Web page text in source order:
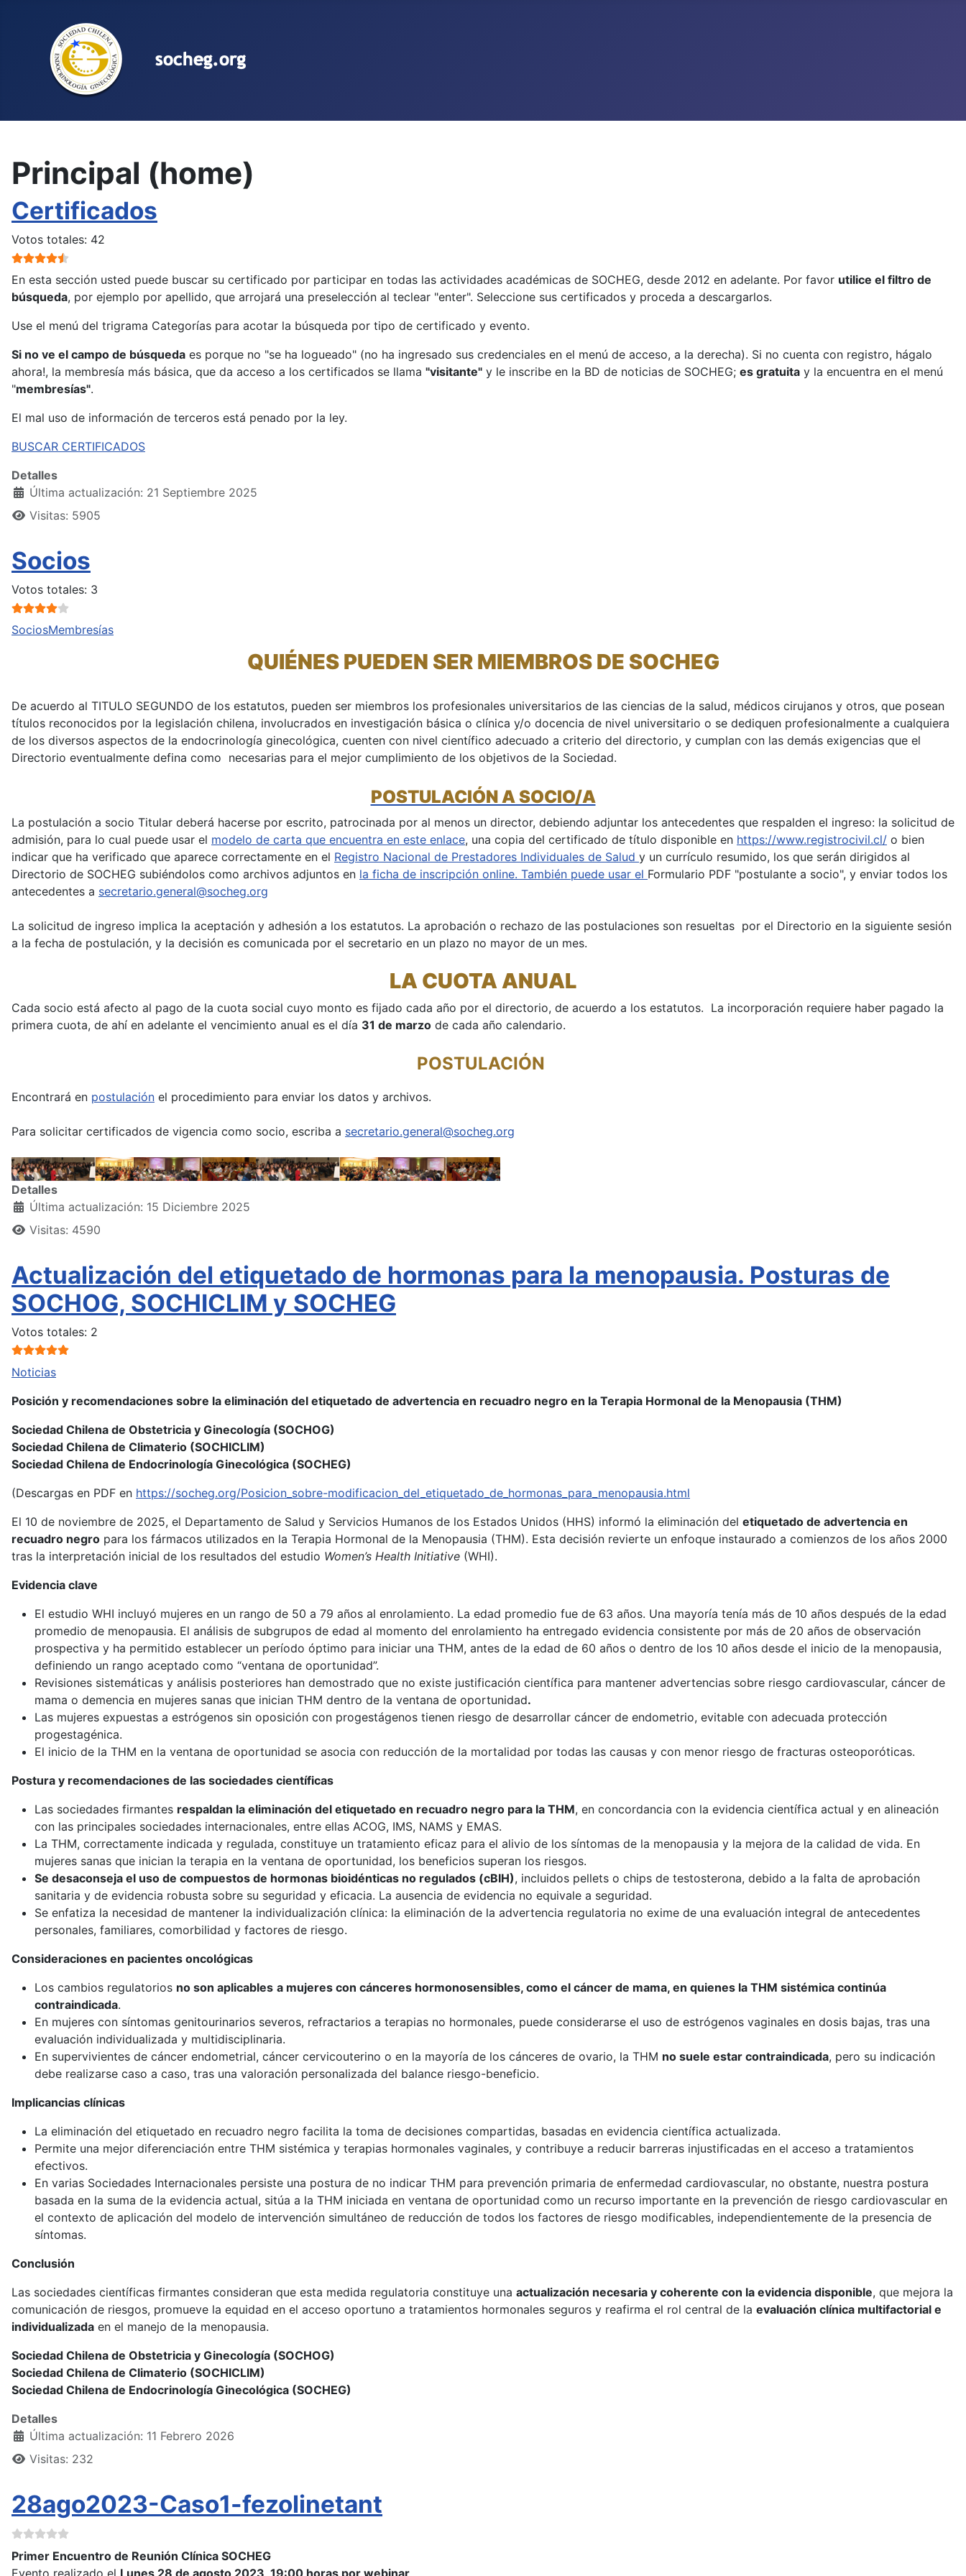
Principal (home)
Certificados
Ratio: 4.5/5
Votos totales: 42
En esta sección usted puede buscar su certificado por participar en todas las actividades académicas de SOCHEG, desde 2012 en adelante. Por favor utilice el filtro de
búsqueda, por ejemplo por apellido, que arrojará una preselección al teclear "enter". Seleccione sus certificados y proceda a descargarlos.
Use el menú del trigrama Categorías para acotar la búsqueda por tipo de certificado y evento.
Si no ve el campo de búsqueda es porque no "se ha logueado" (no ha ingresado sus credenciales en el menú de acceso, a la derecha). Si no cuenta con registro, hágalo
ahora!, la membresía más básica, que da acceso a los certificados se llama "visitante" y le inscribe en la BD de noticias de SOCHEG; es gratuita y la encuentra en el menú
"membresías".
El mal uso de información de terceros está penado por la ley.
BUSCAR CERTIFICADOS
Detalles
Última actualización: 21 Septiembre 2025
Visitas: 5905
Socios
Ratio: 4/5
Votos totales: 3
SociosMembresías
QUIÉNES PUEDEN SER MIEMBROS DE SOCHEG
De acuerdo al TITULO SEGUNDO de los estatutos, pueden ser miembros los profesionales universitarios de las ciencias de la salud, médicos cirujanos y otros, que posean
títulos reconocidos por la legislación chilena, involucrados en investigación básica o clínica y/o docencia de nivel universitario o se dediquen profesionalmente a cualquiera
de los diversos aspectos de la endocrinología ginecológica, cuenten con nivel científico adecuado a criterio del directorio, y cumplan con las demás exigencias que el
Directorio eventualmente defina como necesarias para el mejor cumplimiento de los objetivos de la Sociedad.
POSTULACIÓN A SOCIO/A
La postulación a socio Titular deberá hacerse por escrito, patrocinada por al menos un director, debiendo adjuntar los antecedentes que respalden el ingreso: la solicitud de
admisión, para lo cual puede usar el modelo de carta que encuentra en este enlace, una copia del certificado de título disponible en https://www.registrocivil.cl/ o bien
indicar que ha verificado que aparece correctamente en el Registro Nacional de Prestadores Individuales de Salud y un currículo resumido, los que serán dirigidos al
Directorio de SOCHEG subiéndolos como archivos adjuntos en la ficha de inscripción online. También puede usar el Formulario PDF "postulante a socio", y enviar todos los
antecedentes a secretario.general@socheg.org
La solicitud de ingreso implica la aceptación y adhesión a los estatutos. La aprobación o rechazo de las postulaciones son resueltas por el Directorio en la siguiente sesión
a la fecha de postulación, y la decisión es comunicada por el secretario en un plazo no mayor de un mes.
LA CUOTA ANUAL
Cada socio está afecto al pago de la cuota social cuyo monto es fijado cada año por el directorio, de acuerdo a los estatutos. La incorporación requiere haber pagado la
primera cuota, de ahí en adelante el vencimiento anual es el día 31 de marzo de cada año calendario.
POSTULACIÓN
Encontrará en postulación el procedimiento para enviar los datos y archivos.
Para solicitar certificados de vigencia como socio, escriba a secretario.general@socheg.org
Detalles
Última actualización: 15 Diciembre 2025
Visitas: 4590
Actualización del etiquetado de hormonas para la menopausia. Posturas de
SOCHOG, SOCHICLIM y SOCHEG
Ratio: 5/5
Votos totales: 2
Noticias
Posición y recomendaciones sobre la eliminación del etiquetado de advertencia en recuadro negro en la Terapia Hormonal de la Menopausia (THM)
Sociedad Chilena de Obstetricia y Ginecología (SOCHOG)
Sociedad Chilena de Climaterio (SOCHICLIM)
Sociedad Chilena de Endocrinología Ginecológica (SOCHEG)
(Descargas en PDF en https://socheg.org/Posicion_sobre-modificacion_del_etiquetado_de_hormonas_para_menopausia.html
El 10 de noviembre de 2025, el Departamento de Salud y Servicios Humanos de los Estados Unidos (HHS) informó la eliminación del etiquetado de advertencia en
recuadro negro para los fármacos utilizados en la Terapia Hormonal de la Menopausia (THM). Esta decisión revierte un enfoque instaurado a comienzos de los años 2000
tras la interpretación inicial de los resultados del estudio Women’s Health Initiative (WHI).
Evidencia clave
El estudio WHI incluyó mujeres en un rango de 50 a 79 años al enrolamiento. La edad promedio fue de 63 años. Una mayoría tenía más de 10 años después de la edad
promedio de menopausia. El análisis de subgrupos de edad al momento del enrolamiento ha entregado evidencia consistente por más de 20 años de observación
prospectiva y ha permitido establecer un período óptimo para iniciar una THM, antes de la edad de 60 años o dentro de los 10 años desde el inicio de la menopausia,
definiendo un rango aceptado como “ventana de oportunidad”.
Revisiones sistemáticas y análisis posteriores han demostrado que no existe justificación científica para mantener advertencias sobre riesgo cardiovascular, cáncer de
mama o demencia en mujeres sanas que inician THM dentro de la ventana de oportunidad.
Las mujeres expuestas a estrógenos sin oposición con progestágenos tienen riesgo de desarrollar cáncer de endometrio, evitable con adecuada protección
progestagénica.
El inicio de la THM en la ventana de oportunidad se asocia con reducción de la mortalidad por todas las causas y con menor riesgo de fracturas osteoporóticas.
Postura y recomendaciones de las sociedades científicas
Las sociedades firmantes respaldan la eliminación del etiquetado en recuadro negro para la THM, en concordancia con la evidencia científica actual y en alineación
con las principales sociedades internacionales, entre ellas ACOG, IMS, NAMS y EMAS.
La THM, correctamente indicada y regulada, constituye un tratamiento eficaz para el alivio de los síntomas de la menopausia y la mejora de la calidad de vida. En
mujeres sanas que inician la terapia en la ventana de oportunidad, los beneficios superan los riesgos.
Se desaconseja el uso de compuestos de hormonas bioidénticas no regulados (cBIH), incluidos pellets o chips de testosterona, debido a la falta de aprobación
sanitaria y de evidencia robusta sobre su seguridad y eficacia. La ausencia de evidencia no equivale a seguridad.
Se enfatiza la necesidad de mantener la individualización clínica: la eliminación de la advertencia regulatoria no exime de una evaluación integral de antecedentes
personales, familiares, comorbilidad y factores de riesgo.
Consideraciones en pacientes oncológicas
Los cambios regulatorios no son aplicables a mujeres con cánceres hormonosensibles, como el cáncer de mama, en quienes la THM sistémica continúa
contraindicada.
En mujeres con síntomas genitourinarios severos, refractarios a terapias no hormonales, puede considerarse el uso de estrógenos vaginales en dosis bajas, tras una
evaluación individualizada y multidisciplinaria.
En supervivientes de cáncer endometrial, cáncer cervicouterino o en la mayoría de los cánceres de ovario, la THM no suele estar contraindicada, pero su indicación
debe realizarse caso a caso, tras una valoración personalizada del balance riesgo-beneficio.
Implicancias clínicas
La eliminación del etiquetado en recuadro negro facilita la toma de decisiones compartidas, basadas en evidencia científica actualizada.
Permite una mejor diferenciación entre THM sistémica y terapias hormonales vaginales, y contribuye a reducir barreras injustificadas en el acceso a tratamientos
efectivos.
En varias Sociedades Internacionales persiste una postura de no indicar THM para prevención primaria de enfermedad cardiovascular, no obstante, nuestra postura
basada en la suma de la evidencia actual, sitúa a la THM iniciada en ventana de oportunidad como un recurso importante en la prevención de riesgo cardiovascular en
el contexto de aplicación del modelo de intervención simultáneo de reducción de todos los factores de riesgo modificables, independientemente de la presencia de
síntomas.
Conclusión
Las sociedades científicas firmantes consideran que esta medida regulatoria constituye una actualización necesaria y coherente con la evidencia disponible, que mejora la
comunicación de riesgos, promueve la equidad en el acceso oportuno a tratamientos hormonales seguros y reafirma el rol central de la evaluación clínica multifactorial e
individualizada en el manejo de la menopausia.
Sociedad Chilena de Obstetricia y Ginecología (SOCHOG)
Sociedad Chilena de Climaterio (SOCHICLIM)
Sociedad Chilena de Endocrinología Ginecológica (SOCHEG)
Detalles
Última actualización: 11 Febrero 2026
Visitas: 232
28ago2023-Caso1-fezolinetant
Primer Encuentro de Reunión Clínica SOCHEG
Evento realizado el Lunes 28 de agosto 2023, 19:00 horas por webinar